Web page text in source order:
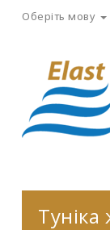
Оберіть мову
Туніка